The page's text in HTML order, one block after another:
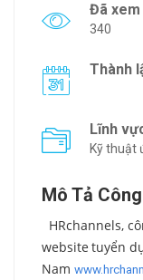
Đã xem
340
Thành
Lĩnh
Kỹ thuật
Mô Tả
HRchannels,
website tuyển
Nam